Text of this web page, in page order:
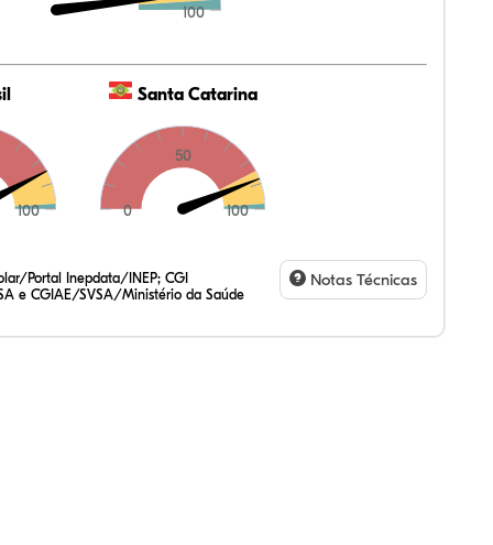
100
100
Santa Catarina
0
50
100
Portal Inepdata/INEP; CGI
e CGIAE/SVSA/Ministério da Saúde
Notas Técnicas